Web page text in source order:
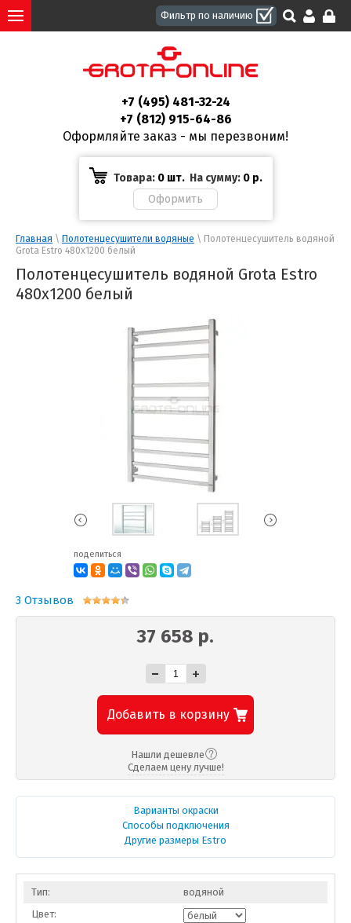
+7 (495) 481-32-24
+7 (812) 915-64-86
Оформляйте заказ - мы перезвоним!
Товара: 0 шт. На сумму: 0 р.
Главная \ Полотенцесушители водяные \ Полотенцесушитель водяной
Grota Estro 480x1200 белый
Полотенцесушитель водяной Grota Estro
480x1200 белый
поделиться
3 Отзывов
37 658 р.
- +
Добавить в корзину
Нашли дешевле
Сделаем цену лучше!
Варианты окраски
Способы подключения
Другие размеры Estro
Тип:
водяной
Цвет: